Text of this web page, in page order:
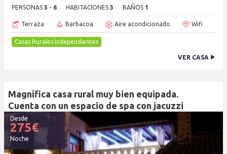
PERSONAS 3 - 6 HABITACIONES 3 BAÑOS 1
Terraza Barbacoa Aire acondicionado Wifi
Casas Rurales Independientes
VER CASA
Magnífica casa rural muy bien equipada.
Cuenta con un espacio de spa con jacuzzi
Desde
275€
Noche